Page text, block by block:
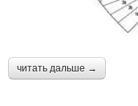
читать дальше →